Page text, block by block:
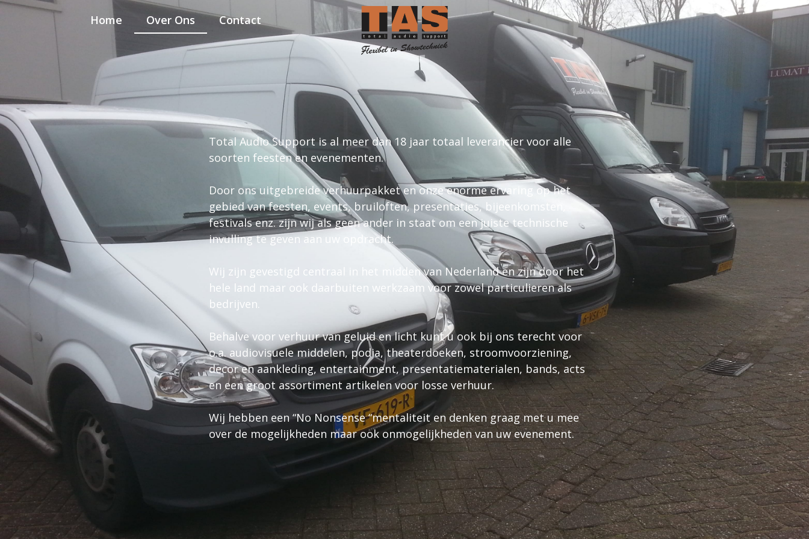
Home Over Ons Contact
Total Audio Support is al meer dan 18 jaar totaal leverancier voor alle
soorten feesten en evenementen.
Door ons uitgebreide verhuurpakket en onze enorme ervaring op het
gebied van feesten, events, bruiloften, presentaties, bijeenkomsten,
festivals enz. zijn wij als geen ander in staat om een juiste technische
invulling te geven aan uw opdracht.
Wij zijn gevestigd centraal in het midden van Nederland en zijn door het
hele land maar ook daarbuiten werkzaam voor zowel particulieren als
bedrijven.
Behalve voor verhuur van geluid en licht kunt u ook bij ons terecht voor
o.a. audiovisuele middelen, podia, theaterdoeken, stroomvoorziening,
decor en aankleding, entertainment, presentatiematerialen, bands, acts
en een groot assortiment artikelen voor losse verhuur.
Wij hebben een “No Nonsense “mentaliteit en denken graag met u mee
over de mogelijkheden maar ook onmogelijkheden van uw evenement.